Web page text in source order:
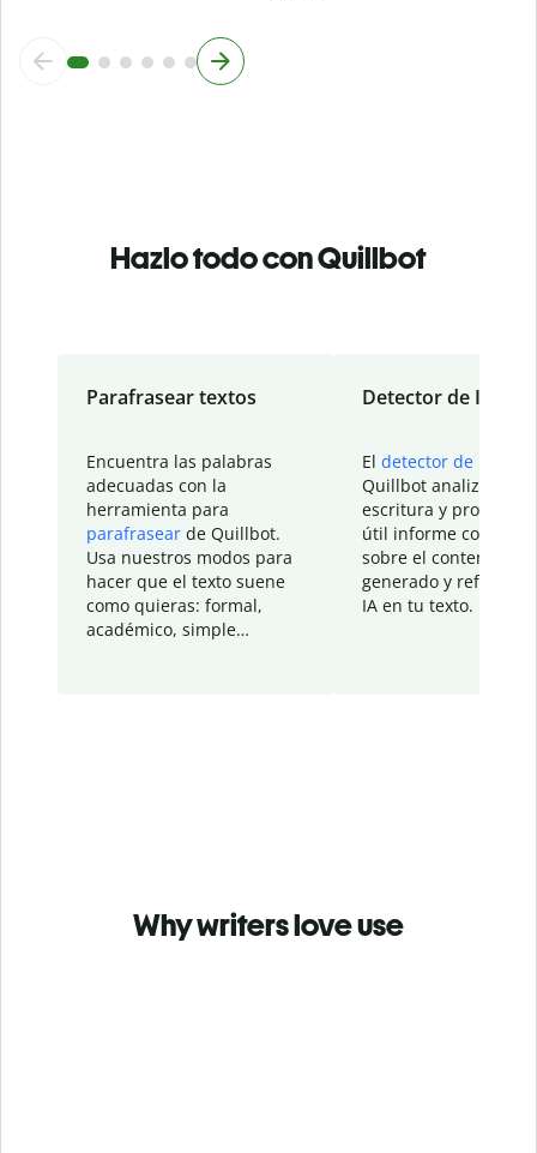
Hazlo todo con Quillbot
Parafrasear textos
Encuentra las palabras
adecuadas con la
herramienta para
parafrasear de Quillbot.
Usa nuestros modos para
hacer que el texto suene
como quieras: formal,
académico, simple…
Detector de IA
El detector de IA
Quillbot analiza tu
escritura y
útil informe con
sobre el contenido
generado y refinado
IA en tu texto.
Why writers love use